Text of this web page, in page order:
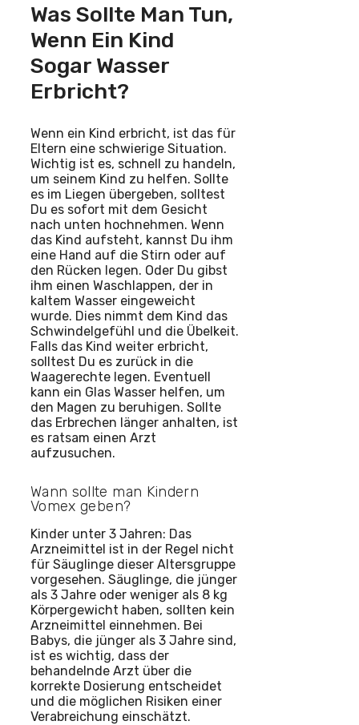
Was Sollte Man Tun,
Wenn Ein Kind
Sogar Wasser
Erbricht?
Wenn ein Kind erbricht, ist das für
Eltern eine schwierige Situation.
Wichtig ist es, schnell zu handeln,
um seinem Kind zu helfen. Sollte
es im Liegen übergeben, solltest
Du es sofort mit dem Gesicht
nach unten hochnehmen. Wenn
das Kind aufsteht, kannst Du ihm
eine Hand auf die Stirn oder auf
den Rücken legen. Oder Du gibst
ihm einen Waschlappen, der in
kaltem Wasser eingeweicht
wurde. Dies nimmt dem Kind das
Schwindelgefühl und die Übelkeit.
Falls das Kind weiter erbricht,
solltest Du es zurück in die
Waagerechte legen. Eventuell
kann ein Glas Wasser helfen, um
den Magen zu beruhigen. Sollte
das Erbrechen länger anhalten, ist
es ratsam einen Arzt
aufzusuchen.
Wann sollte man Kindern
Vomex geben?
Kinder unter 3 Jahren: Das
Arzneimittel ist in der Regel nicht
für Säuglinge dieser Altersgruppe
vorgesehen. Säuglinge, die jünger
als 3 Jahre oder weniger als 8 kg
Körpergewicht haben, sollten kein
Arzneimittel einnehmen. Bei
Babys, die jünger als 3 Jahre sind,
ist es wichtig, dass der
behandelnde Arzt über die
korrekte Dosierung entscheidet
und die möglichen Risiken einer
Verabreichung einschätzt.